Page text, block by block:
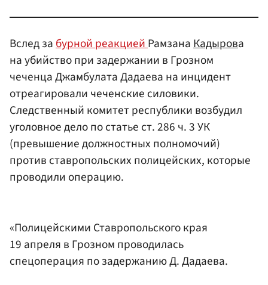
Вслед забурной реакциейРамзанаКадырова
на убийство при задержании в Грозном
чеченца Джамбулата Дадаева на инцидент
отреагировали чеченские силовики.
Следственный комитет республики возбудил
уголовное дело по статье ст. 286 ч. 3 УК
(превышение должностных полномочий)
против ставропольских полицейских, которые
проводили операцию.
«Полицейскими Ставропольского края
19 апреля в Грозном проводилась
спецоперация по задержанию Д. Дадаева.